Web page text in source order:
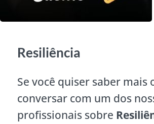
Resiliência
Se você quiser saber mais
conversar com um dos
profissionais sobre